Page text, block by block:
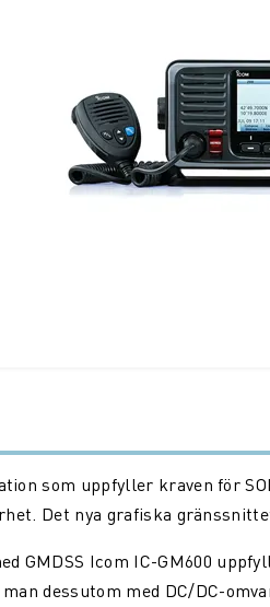
som uppfyller kraven för
Det nya grafiska
GMDSS Icom IC-GM600
dessutom med DC/DC-